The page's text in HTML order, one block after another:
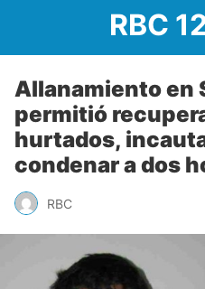
RBC
Allanamiento en
permitió
hurtados,
condenar a dos
RBC